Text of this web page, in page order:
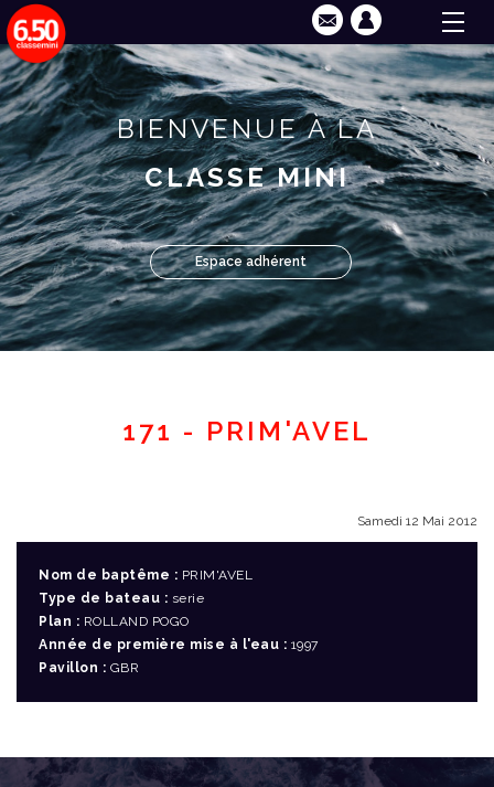
BIENVENUE À LA
CLASSE MINI
Espace adhérent
171 - PRIM'AVEL
Samedi 12 Mai 2012
Nom de baptême : PRIM'AVEL
Type de bateau : serie
Plan : ROLLAND POGO
Année de première mise à l'eau : 1997
Pavillon : GBR